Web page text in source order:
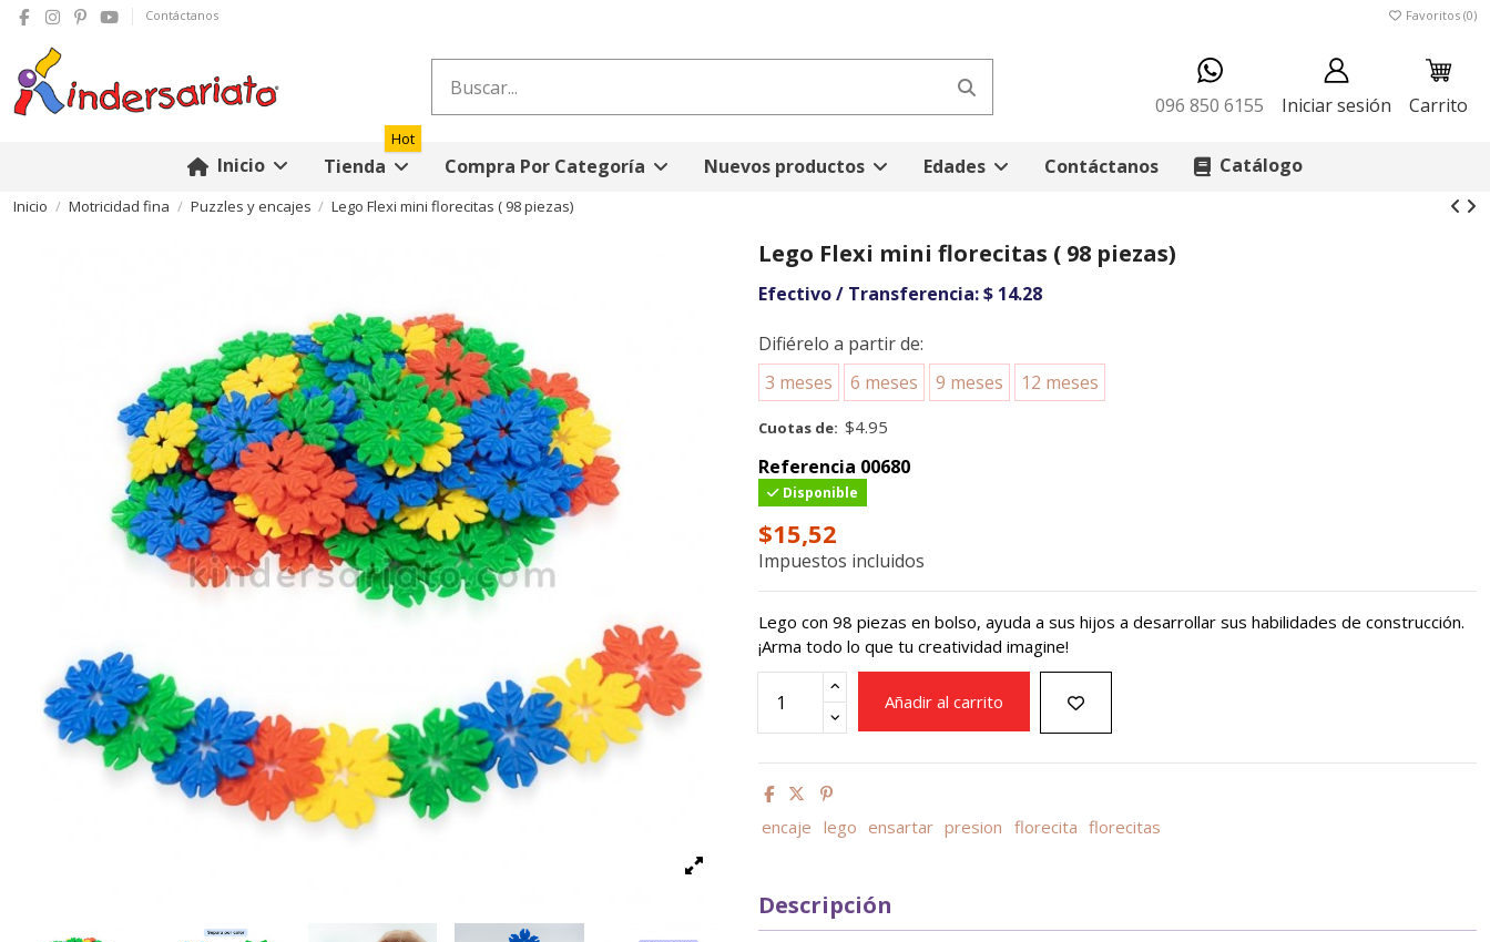
Contáctanos Favoritos (0)
096 850 6155 Iniciar sesión Carrito
Inicio Tienda
Hot
Compra Por Categoría Nuevos productos Edades Contáctanos Catálogo
Inicio Motricidad fina Puzzles y encajes Lego Flexi mini florecitas ( 98 piezas)
Lego Flexi mini florecitas ( 98 piezas)
Efectivo / Transferencia:$ 14.28
Difiérelo a partir de:
3 meses
6 meses 9 meses 12 meses
Cuotas de: $4.95
Referencia 00680
Disponible
$15,52
Impuestos incluidos
Lego con 98 piezas en bolso, ayuda a sus hijos a desarrollar sus habilidades de construcción.
¡Arma todo lo que tu creatividad imagine!
Añadir al carrito
encaje lego ensartar presion florecita florecitas
Descripción